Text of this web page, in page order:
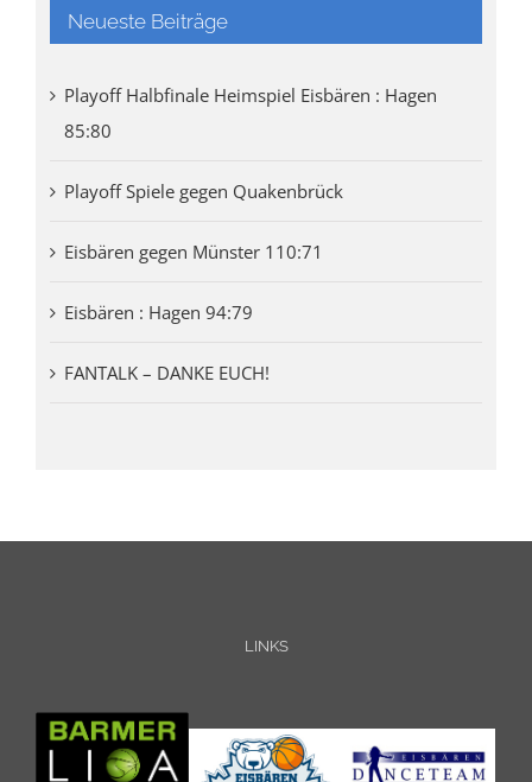
Neueste Beiträge
Playoff Halbfinale Heimspiel Eisbären : Hagen
85:80
Playoff Spiele gegen Quakenbrück
Eisbären gegen Münster 110:71
Eisbären : Hagen 94:79
FANTALK – DANKE EUCH!
LINKS